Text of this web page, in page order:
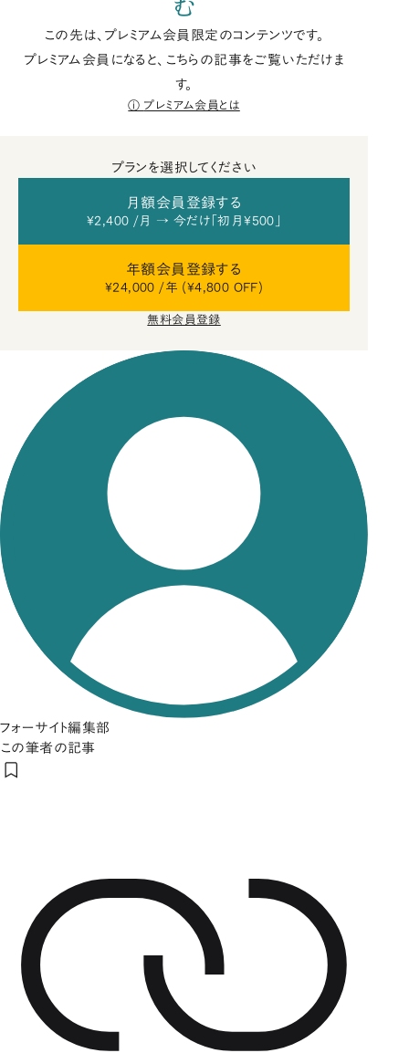
む
この先は、プレミアム会員限定のコンテンツです。
プレミアム会員になると、こちらの記事をご覧いただけま
す。
プレミアム会員とは
プランを選択してください
月額会員登録する
¥2,400 /月 → 今だけ「初月¥500」
年額会員登録する
¥24,000 /年 (¥4,800 OFF)
無料会員登録
フォーサイト編集部
この筆者の記事